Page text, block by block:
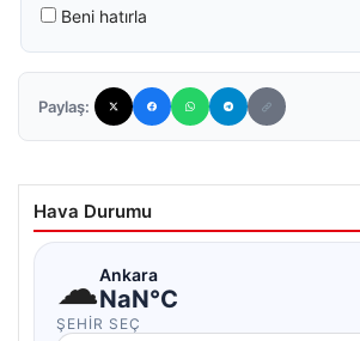
Beni hatırla
Paylaş:
Hava Durumu
☁Ankara
NaN°C
ŞEHIR SEÇ